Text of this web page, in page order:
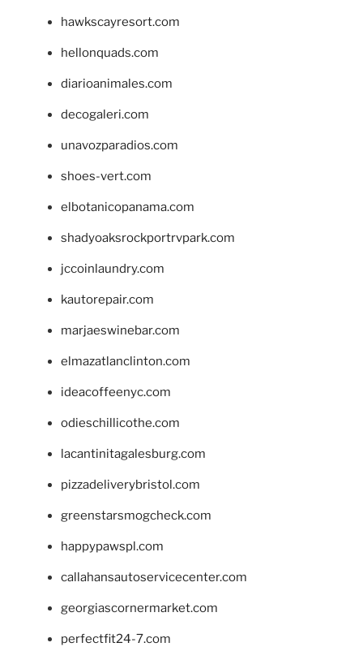
hawkscayresort.com
hellonquads.com
diarioanimales.com
decogaleri.com
unavozparadios.com
shoes-vert.com
elbotanicopanama.com
shadyoaksrockportrvpark.com
jccoinlaundry.com
kautorepair.com
marjaeswinebar.com
elmazatlanclinton.com
ideacoffeenyc.com
odieschillicothe.com
lacantinitagalesburg.com
pizzadeliverybristol.com
greenstarsmogcheck.com
happypawspl.com
callahansautoservicecenter.com
georgiascornermarket.com
perfectfit24-7.com